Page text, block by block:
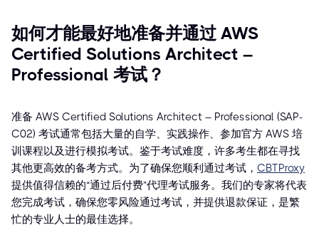
如何才能最好地准备并通过 AWS
Certified Solutions Architect –
Professional 考试？
准备 AWS Certified Solutions Architect – Professional (SAP-
C02) 考试通常包括大量的自学、实践操作、参加官方 AWS 培
训课程以及进行模拟考试。鉴于考试难度，许多考生都在寻找
其他更高效的备考方式。为了确保您顺利通过考试， CBTProxy
提供值得信赖的“通过后付费”代理考试服务。我们的专家将代表
您完成考试，确保您零风险通过考试，并提供退款保证，是繁
忙的专业人士的最佳选择。